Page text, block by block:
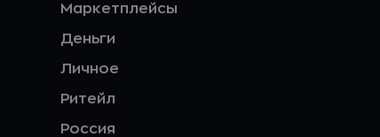
Маркетплейсы
Деньги
Личное
Ритейл
Россия